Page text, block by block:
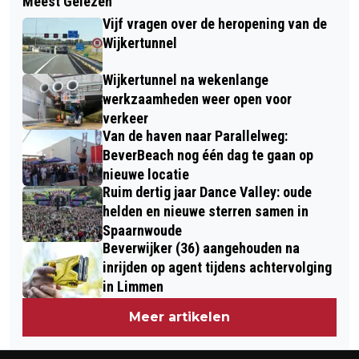
GEVONDEN OP SPERZIEBONEN VAN
JUMBO
MAN SPRINGT HONDJE ACHTERNA
BIJ DE PIER IN VELSEN-NOORD
Vijf vragen over de heropening van de
Wijkertunnel
Wijkertunnel na wekenlange
werkzaamheden weer open voor
verkeer
Van de haven naar Parallelweg:
BeverBeach nog één dag te gaan op
nieuwe locatie
Ruim dertig jaar Dance Valley: oude
helden en nieuwe sterren samen in
Spaarnwoude
Beverwijker (36) aangehouden na
inrijden op agent tijdens achtervolging
in Limmen
Meer artikelen